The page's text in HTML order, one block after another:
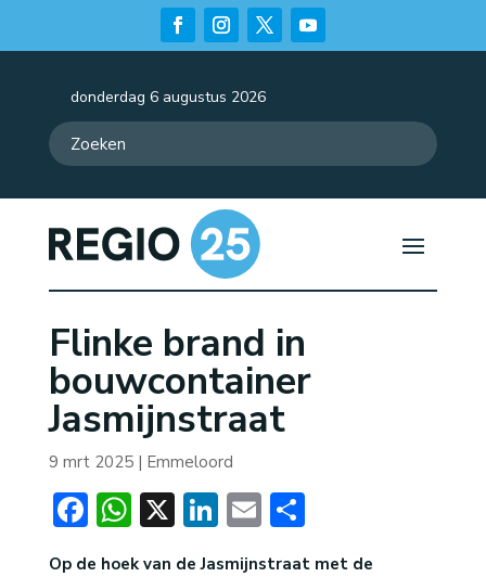
donderdag 6 augustus 2026
Flinke brand in
bouwcontainer
Jasmijnstraat
9 mrt 2025| Emmeloord
Facebook
WhatsApp
X LinkedIn
EmailDelen
Op de hoek van de Jasmijnstraat met de